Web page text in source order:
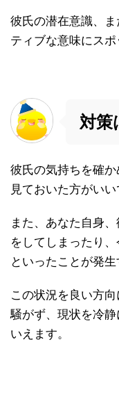
彼氏の潜在意識、
ティブな意味にスポ
対策
彼氏の気持ちを確
見ておいた方がいい
また、あなた自身
をしてしまったり
といったことが発生
この状況を良い方
騒がず、現状を冷
いえます。